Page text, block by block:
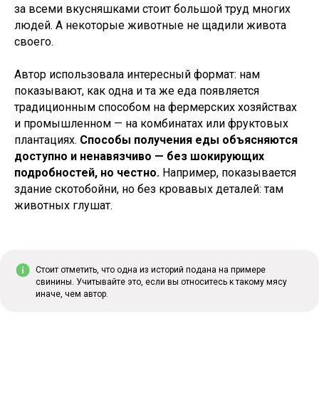
за всеми вкусняшками стоит большой труд многих
людей. А некоторые животные не щадили живота
своего.
Автор использовала интересный формат: нам
показывают, как одна и та же еда появляется
традиционным способом на фермерских хозяйствах
и промышленном — на комбинатах или фруктовых
плантациях. Способы получения еды объясняются
доступно и ненавязчиво — без шокирующих
подробностей, но честно. Например, показывается
здание скотобойни, но без кровавых деталей: там
животных глушат.
Стоит отметить, что одна из историй подана на примере
свинины. Учитывайте это, если вы относитесь к такому мясу
иначе, чем автор.